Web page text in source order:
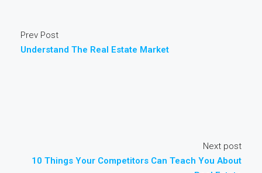
Prev Post
Understand The Real Estate Market
Next post
10 Things Your Competitors Can Teach You About